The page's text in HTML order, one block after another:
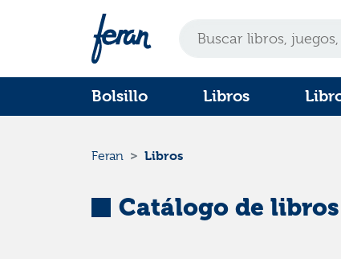
Bolsillo Libros
Feran Libros
Catálogo de libros